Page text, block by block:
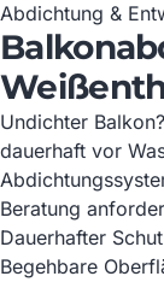
Abdichtung &
Undichter
dauerhaft vor
Beratung
Dauerhafter
Begehbare